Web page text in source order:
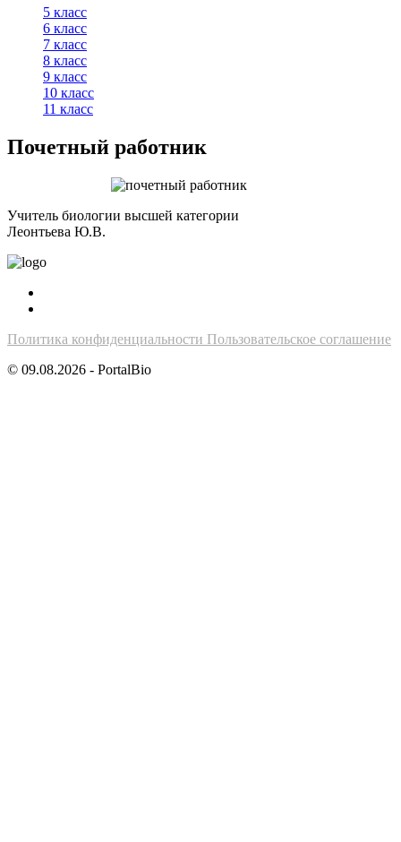
5 класс
6 класс
7 класс
8 класс
9 класс
10 класс
11 класс
Почетный работник
Учитель биологии высшей категории
Леонтьева Ю.В.
Политика конфиденциальности Пользовательское соглашение
© 09.08.2026 - PortalBio